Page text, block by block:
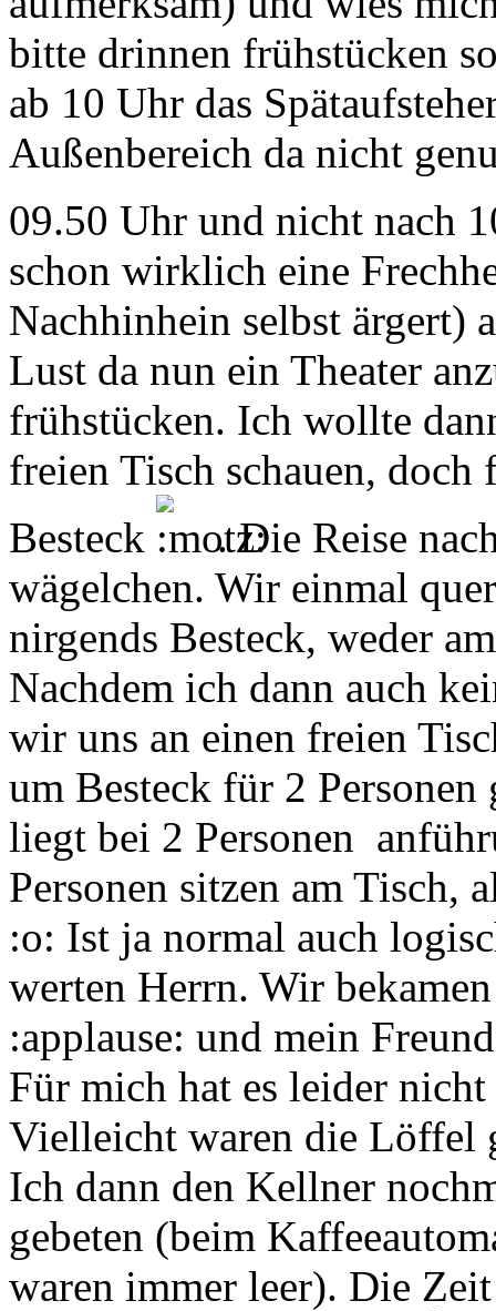
bitte drinnen frühstücken
ab 10 Uhr das
Außenbereich da nicht
09.50 Uhr und nicht nach
schon wirklich eine
Nachhinhein selbst ärgert)
Lust da nun ein Theater
frühstücken. Ich wollte
freien Tisch schauen,
Besteck
. Die Reise
wägelchen. Wir einmal
nirgends Besteck, weder
Nachdem ich dann auch
wir uns an einen freien
um Besteck für 2
liegt bei 2 Personen
Personen sitzen am Tisch,
:o: Ist ja normal auch
werten Herrn. Wir
:applause: und mein
Für mich hat es leider
Vielleicht waren die Löffel
Ich dann den Kellner
gebeten (beim
waren immer leer). Die